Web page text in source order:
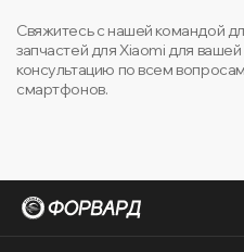
Свяжитесь с нашей командой
запчастей для Xiaomi для
консультацию по всем
смартфонов.